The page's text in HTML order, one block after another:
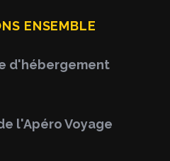
ENSEMBLE
d'hébergement
l'Apéro Voyage